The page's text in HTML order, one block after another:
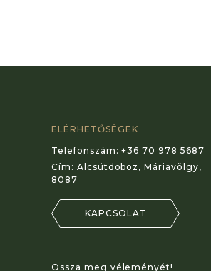
ELÉRHETŐSÉGEK
Telefonszám:+36 70 978 5687
Cím: Alcsútdoboz, Máriavölgy,
8087
KAPCSOLAT
Ossza meg véleményét!